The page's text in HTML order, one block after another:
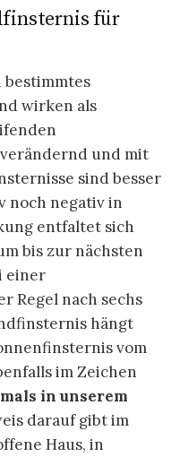
für
wirken als
und mit
sind besser
noch negativ in
entfaltet sich
bis zur nächsten
einer
Regel nach sechs
hängt
vom
im Zeichen
in unserem
darauf gibt im
Haus, in